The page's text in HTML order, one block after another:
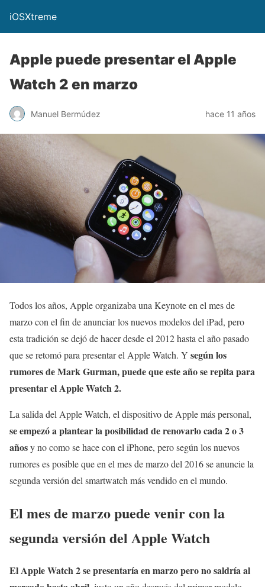
iOSXtreme
Apple puede presentar el Apple
Watch 2 en marzo
Manuel Bermúdez hace 11 años
Todos los años, Apple organizaba una Keynote en el mes de
marzo con el fin de anunciar los nuevos modelos del iPad, pero
esta tradición se dejó de hacer desde el 2012 hasta el año pasado
que se retomó para presentar el Apple Watch. Y según los
rumores de Mark Gurman, puede que este año se repita para
presentar el Apple Watch 2.
La salida del Apple Watch, el dispositivo de Apple más personal,
se empezó a plantear la posibilidad de renovarlo cada 2 o 3
añosy no como se hace con el iPhone, pero según los nuevos
rumores es posible que en el mes de marzo del 2016 se anuncie la
segunda versión del smartwatch más vendido en el mundo.
El mes de marzo puede venir con la
segunda versión del Apple Watch
El Apple Watch 2 se presentaría en marzo pero no saldría al